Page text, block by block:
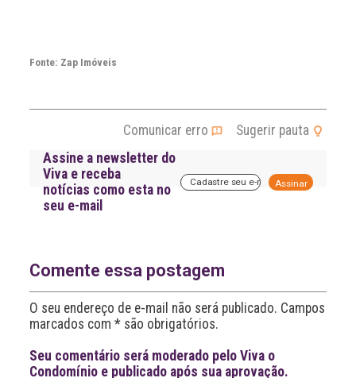
Fonte: Zap Imóveis
Comunicar erro
Sugerir pauta
Assine a newsletter do
Viva e receba
notícias como esta no
seu e-mail
i
v
Comente essa postagem
O seu endereço de e-mail não será publicado. Campos
marcados com * são obrigatórios.
Seu comentário será moderado pelo Viva o
Condomínio e publicado após sua aprovação.